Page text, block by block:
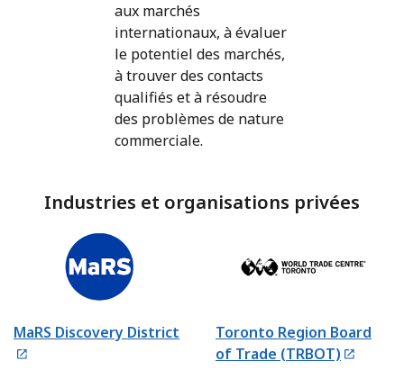
aux marchés
internationaux, à évaluer
le potentiel des marchés,
à trouver des contacts
qualifiés et à résoudre
des problèmes de nature
commerciale.
Industries et organisations privées
MaRS Discovery District
Toronto Region Board
of Trade (TRBOT)